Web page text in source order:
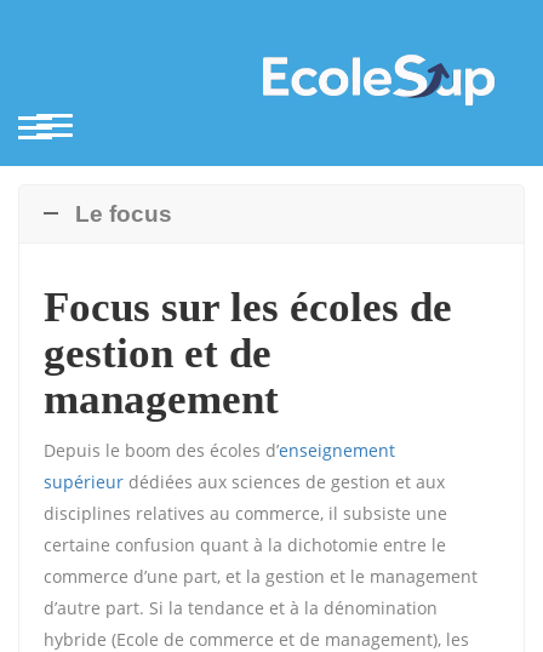
Le focus
Focus sur les écoles de
gestion et de
management
Depuis le boom des écoles d’enseignement
supérieur dédiées aux sciences de gestion et aux
disciplines relatives au commerce, il subsiste une
certaine confusion quant à la dichotomie entre le
commerce d’une part, et la gestion et le management
d’autre part. Si la tendance et à la dénomination
hybride (Ecole de commerce et de management), les